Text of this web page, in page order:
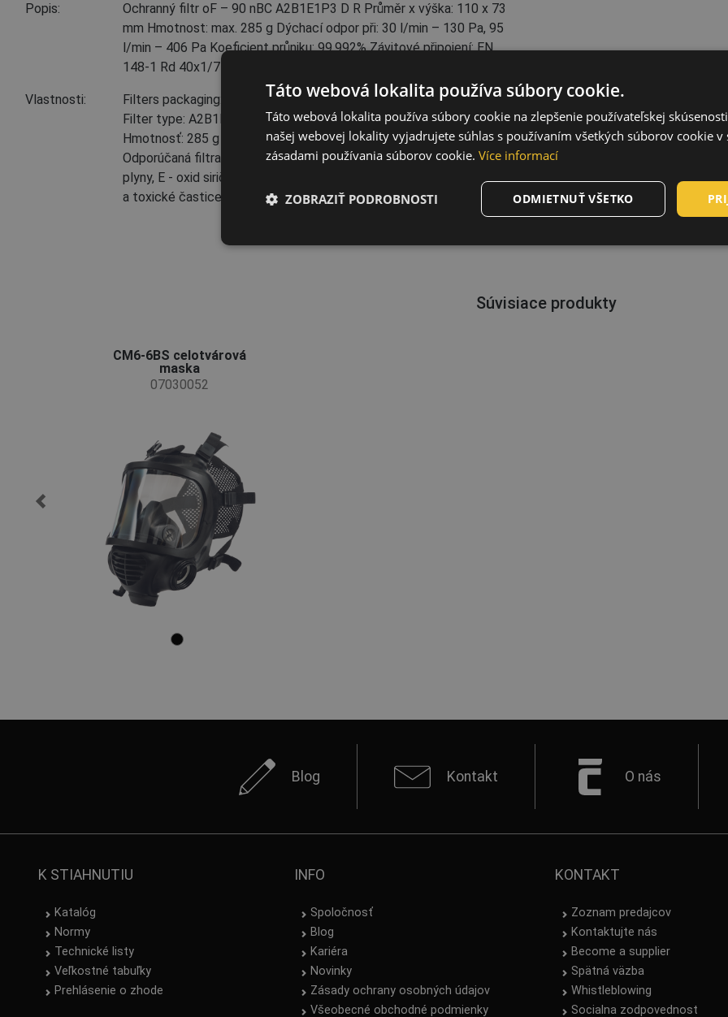
Popis:
Ochranný filtr oF – 90 nBC A2B1E1P3 D R Průměr x výška: 110 x 73
mm Hmotnost: max. 285 g Dýchací odpor při: 30 l/min – 130 Pa, 95
l/min – 406 Pa Koeficient průniku: 99,992% Závitové připojení: EN
148-1 Rd 40x1/7”
Vlastnosti:
Filters packaging: 1 ks
Filter type: A2B1E1P3
Hmotnosť: 285 g
Odporúčaná filtračná ochrana: AB - organické / anorganické pary a
plyny, E - oxid siričitý a kyslé plyny, P - tuhé a kvapalné nebezpečné
a toxické častice
Súvisiace produkty
CM6-6BS celotvárová
maska
07030052
Blog Kontakt O nás
K STIAHNUTIU
Katalóg
Normy
Technické listy
Veľkostné tabuľky
Prehlásenie o zhode
INFO
Spoločnosť
Blog
Kariéra
Novinky
Zásady ochrany osobných údajov
Všeobecné obchodné podmienky
KONTAKT
Zoznam predajcov
Kontaktujte nás
Become a supplier
Spätná väzba
Whistleblowing
Socialna zodpovednost
Táto webová lokalita používa súbory cookie.
Táto webová lokalita používa súbory cookie na zlepšenie používateľskej
našej webovej lokality vyjadrujete súhlas s používaním všetkých súborov cookie v
zásadami používania súborov cookie. Více informací
ODMIETNUŤ VŠETKO
ZOBRAZIŤ PODROBNOSTI